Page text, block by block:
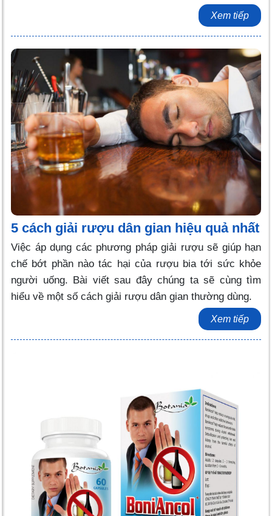
Xem tiếp
5 cách giải rượu dân gian hiệu quả nhất
Việc áp dụng các phương pháp giải rượu sẽ giúp hạn
chế bớt phần nào tác hại của rượu bia tới sức khỏe
người uống. Bài viết sau đây chúng ta sẽ cùng tìm
hiểu về một số cách giải rượu dân gian thường dùng.
Xem tiếp